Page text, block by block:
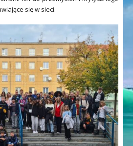
się w sieci.